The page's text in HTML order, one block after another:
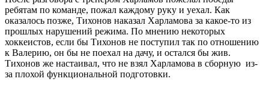
ребятам по команде, пожал каждому руку и уехал. Как
оказалось позже, Тихонов наказал Харламова за какое-то из
прошлых нарушений режима. По мнению некоторых
хоккеистов, если бы Тихонов не поступил так по отношению
к Валерию, он бы не поехал на дачу, и остался бы жив.
Тихонов же настаивал, что не взял Харламова в сборную из-
за плохой функциональной подготовки.